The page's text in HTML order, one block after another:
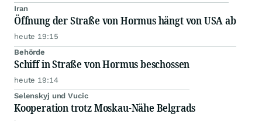
Iran
Öffnung der Straße von Hormus hängt von USA ab
heute 19:15
Behörde
Schiff in Straße von Hormus beschossen
heute 19:14
Selenskyj und Vucic
Kooperation trotz Moskau-Nähe Belgrads